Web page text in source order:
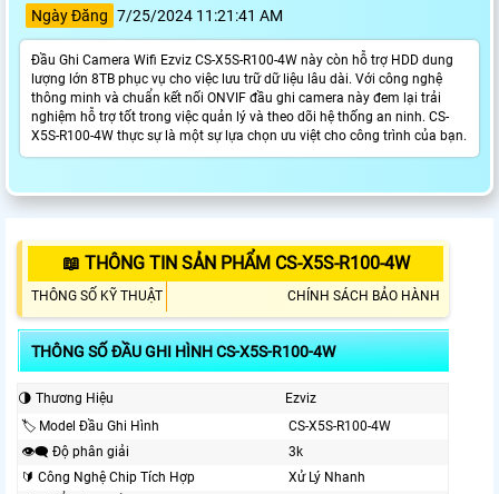
Ngày Đăng 7/25/2024 11:21:41 AM
Đầu Ghi Camera Wifi Ezviz CS-X5S-R100-4W này còn hỗ trợ HDD dung
lượng lớn 8TB phục vụ cho việc lưu trữ dữ liệu lâu dài. Với công nghệ
thông minh và chuẩn kết nối ONVIF đầu ghi camera này đem lại trải
nghiệm hỗ trợ tốt trong việc quản lý và theo dõi hệ thống an ninh. CS-
X5S-R100-4W thực sự là một sự lựa chọn ưu việt cho công trình của bạn.
📖 THÔNG TIN SẢN PHẨM CS-X5S-R100-4W
THÔNG SỐ KỸ THUẬT CHÍNH SÁCH BẢO HÀNH
THÔNG SỐ ĐẦU GHI HÌNH CS-X5S-R100-4W
🌗 Thương Hiệu
Ezviz
🏷 Model Đầu Ghi Hình
CS-X5S-R100-4W
👁️‍🗨 Độ phân giải
3k
🔰 Công Nghệ Chip Tích Hợp
Xử Lý Nhanh